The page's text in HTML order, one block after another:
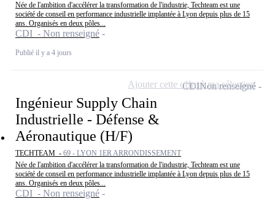
Née de l'ambition d'accélérer la transformation de l'industrie, Techteam est une
société de conseil en performance industrielle implantée à Lyon depuis plus de 15
ans. Organisés en deux pôles...
CDI - Non renseigné
Publié il y a 4 jours
Ingénieur Supply Chain
Industrielle - Défense &
Aéronautique (H/F)
TECHTEAM - 69 - LYON 1ER ARRONDISSEMENT
Née de l'ambition d'accélérer la transformation de l'industrie, Techteam est une
société de conseil en performance industrielle implantée à Lyon depuis plus de 15
ans. Organisés en deux pôles...
CDI - Non renseigné
CDINon renseigné
Ajouter cette offre à ma sélection